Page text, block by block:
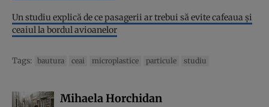
Un studiu explică de ce pasagerii ar trebui să evite cafeaua și
ceaiul la bordul avioanelor
Tags: bautura ceai microplastice particule studiu
Mihaela Horchidan